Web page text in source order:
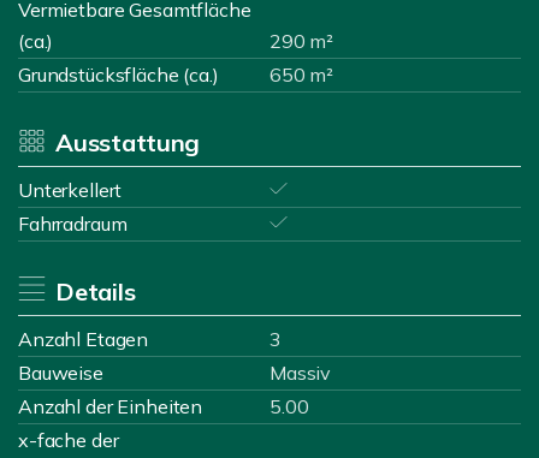
Vermietbare Gesamtfläche
(ca.)
290 m²
Grundstücksfläche (ca.)
650 m²
Ausstattung
Unterkellert
Fahrradraum
Details
Anzahl Etagen
3
Bauweise
Massiv
Anzahl der Einheiten
5.00
x-fache der